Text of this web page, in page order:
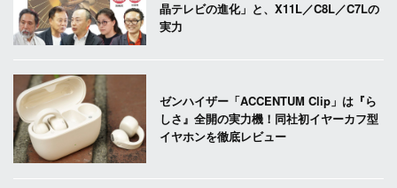
晶テレビの進化」と、X11L／C8L／C7Lの
実力
ゼンハイザー「ACCENTUM Clip」は『ら
しさ』全開の実力機！同社初イヤーカフ型
イヤホンを徹底レビュー